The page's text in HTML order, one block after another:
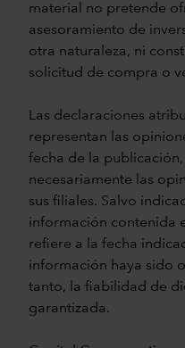
material no pretende
asesoramiento de
otra naturaleza, ni
solicitud de compra o
Las declaraciones
representan las
fecha de la
necesariamente las
sus filiales. Salvo
información contenida
refiere a la fecha
información haya sido
tanto, la fiabilidad de
garantizada.